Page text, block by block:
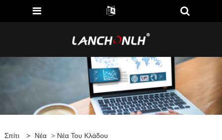
Σπίτι > Νέα > Νέα Του Κλάδου